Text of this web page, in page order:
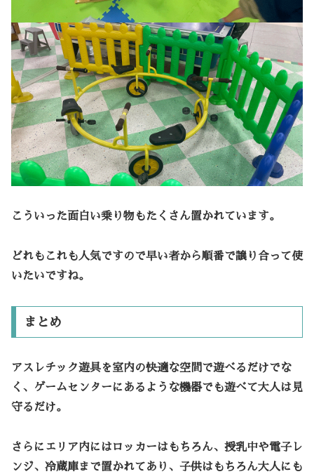
こういった面白い乗り物もたくさん置かれています。
どれもこれも人気ですので早い者から順番で譲り合って使
いたいですね。
まとめ
アスレチック遊具を室内の快適な空間で遊べるだけでな
く、ゲームセンターにあるような機器でも遊べて大人は見
守るだけ。
さらにエリア内にはロッカーはもちろん、授乳中や電子レ
ンジ、冷蔵庫まで置かれてあり、子供はもちろん大人にも